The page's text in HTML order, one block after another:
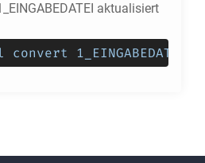
aktualisiert
convert